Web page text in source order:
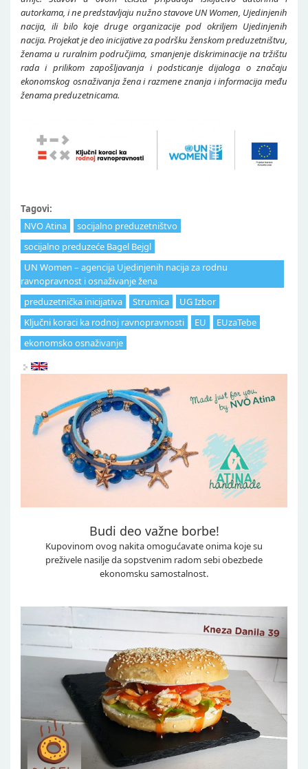
autorkama, i ne predstavljaju nužno stavove UN Women, Ujedinjenih
nacija, ili bilo koje druge organizacije pod okriljem Ujedinjenih
nacija. Projekat je deo inicijative za podršku ženskom preduzetništvu,
ženama u ruralnim područjima, smanjenje diskriminacije na tržištu
rada i prilikom zapošljavanja i podsticanje dijaloga o značaju
ekonomskog osnaživanja žena i razmene znanja i informacija među
ženama preduzetnicama.
Tagovi:
NVO Atina
socijalno preduzetništvo
socijalno preduzeće Bagel Bejgl
UN Women – agencija Ujedinjenih nacija za rodnu
ravnopravnost i osnaživanje žena
preduzetnička inicijativa
Strumica
UG Izbor
Ključni koraci ka rodnoj ravnopravnosti
EU
EUzaTebe
ekonomsko osnaživanje
Budi deo važne borbe!
Kupovinom ovog nakita omogućavate onima koje su
preživele nasilje da sopstvenim radom sebi obezbede
ekonomsku samostalnost.